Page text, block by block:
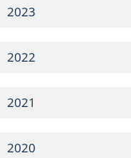
2023
2022
2021
2020